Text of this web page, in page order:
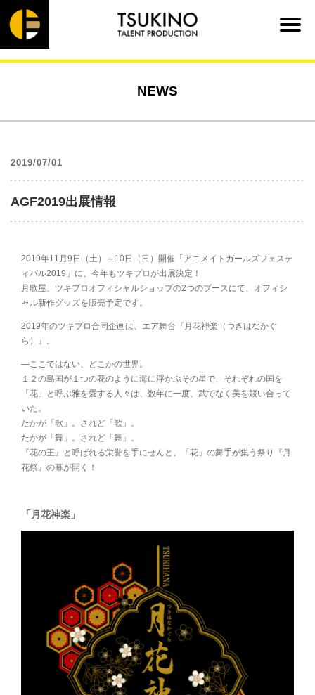
NEWS
2019/07/01
AGF2019出展情報
2019年11月9日（土）～10日（日）開催「アニメイトガールズフェステ
ィバル2019」に、今年もツキプロが出展決定！
月歌屋、ツキプロオフィシャルショップの2つのブースにて、オフィシ
ャル新作グッズを販売予定です。
2019年のツキプロ合同企画は、エア舞台『月花神楽（つきはなかぐ
ら）』。
―ここではない、どこかの世界。
１２の島国が１つの花のように海に浮かぶその星で、それぞれの国を
「花」と呼ぶ雅を愛する人々は、数年に一度、武でなく美を競い合って
いた。
たかが「歌」。されど「歌」。
たかが「舞」。されど「舞」。
『花の王』と呼ばれる栄誉を手にせんと、「花」の舞手が集う祭り『月
花祭』の幕が開く！
「月花神楽」